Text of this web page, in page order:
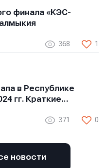
финала «КЭС-
368 1
в Республике
гг. Краткие…
371 0
новости